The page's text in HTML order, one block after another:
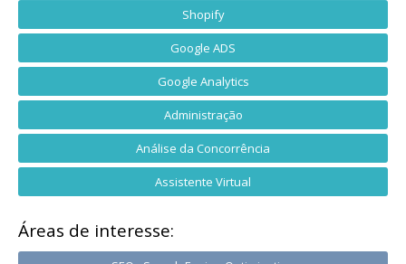
Shopify
Google ADS
Google Analytics
Administração
Análise da Concorrência
Assistente Virtual
Áreas de interesse: